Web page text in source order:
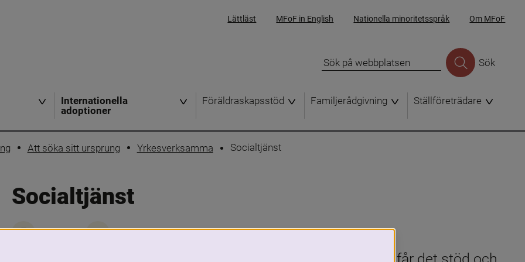
Lättläst MFoF in English Nationella minoritetsspråk Om MFoF
Sök
Internationella
adoptioner
Föräldraskapsstöd Familjerådgivning Ställföreträdare
Att söka sitt ursprung Yrkesverksamma Socialtjänst
Socialtjänst
Skriv ut Dela